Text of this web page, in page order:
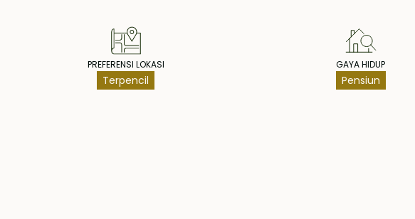
PREFERENSI LOKASI
Terpencil
GAYA HIDUP
Pensiun